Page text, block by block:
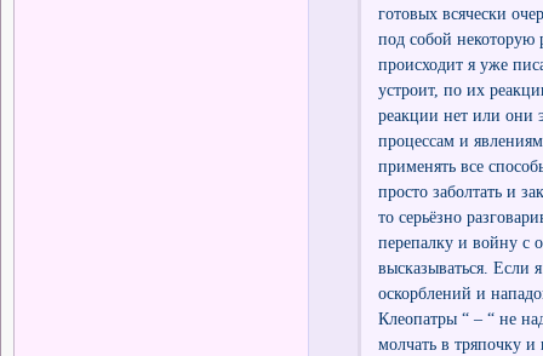
готовых всячески
под собой некоторую
происходит я уже
устроит, по их
реакции нет или они
процессам и
применять все
просто заболтать и
то серьёзно
перепалку и войну с
высказываться. Если
оскорблений и
Клеопатры “ – “ не
молчать в тряпочку